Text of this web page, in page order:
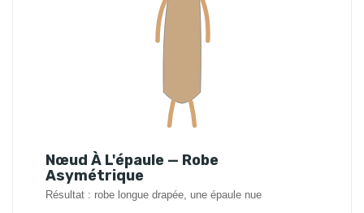
Nœud À L'épaule — Robe
Asymétrique
Résultat : robe longue drapée, une épaule nue